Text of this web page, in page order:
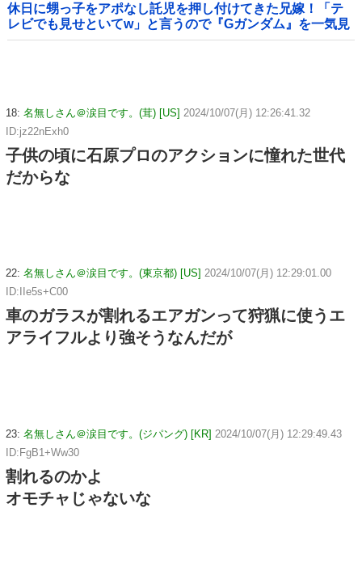
休日に甥っ子をアポなし託児を押し付けてきた兄嫁！「テ
レビでも見せといてw」と言うので『Gガンダム』を一気見
させた結果……甥っ子が重度の中二病を発症して家で大暴
18: 名無しさん＠涙目です。(茸) [US] 2024/10/07(月) 12:26:41.32
ID:jz22nExh0
子供の頃に石原プロのアクションに憧れた世代
だからな
22: 名無しさん＠涙目です。(東京都) [US] 2024/10/07(月) 12:29:01.00
ID:IIe5s+C00
車のガラスが割れるエアガンって狩猟に使うエ
アライフルより強そうなんだが
23: 名無しさん＠涙目です。(ジパング) [KR] 2024/10/07(月) 12:29:49.43
ID:FgB1+Ww30
割れるのかよ
オモチャじゃないな